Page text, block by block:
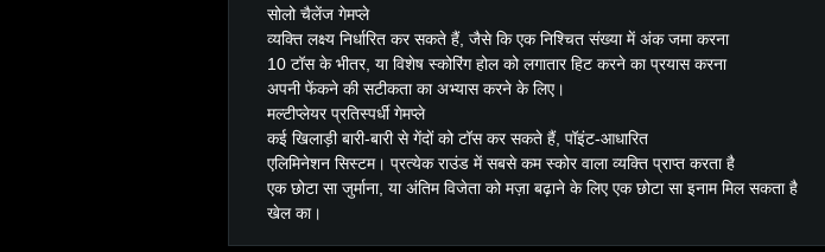
सोलो चैलेंज गेमप्ले
व्यक्ति लक्ष्य निर्धारित कर सकते हैं, जैसे कि एक निश्चित संख्या में अंक जमा करना
10 टॉस के भीतर, या विशेष स्कोरिंग होल को लगातार हिट करने का प्रयास करना
अपनी फेंकने की सटीकता का अभ्यास करने के लिए।
मल्टीप्लेयर प्रतिस्पर्धी गेमप्ले
कई खिलाड़ी बारी-बारी से गेंदों को टॉस कर सकते हैं, पॉइंट-आधारित
एलिमिनेशन सिस्टम। प्रत्येक राउंड में सबसे कम स्कोर वाला व्यक्ति प्राप्त करता है
एक छोटा सा जुर्माना, या अंतिम विजेता को मज़ा बढ़ाने के लिए एक छोटा सा इनाम मिल सकता है
खेल का।